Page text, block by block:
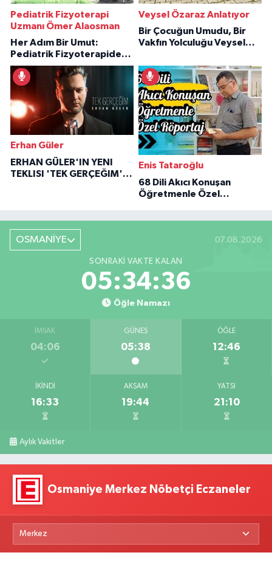
Pediatrik Fizyoterapi
Uzmanı Ömer Alaosman
Her Adım Bir Umut:
Pediatrik Fizyoterapiden
İlham Veren Hikâyeler
Veysel Özaraz Anlatıyor
Bir Çocuğun Umudu, Bir
Vakfın Yolculuğu Veysel
Erhan Güler
ERHAN GÜLER'IN YENI
TEKLISI 'TEK GERÇEĞIM'LE
Enis Tataroğlu
68 Dili Akıcı Konuşan
Öğretmenle Özel
OSMANİYE 07.08.2026
SONRAKI VAKTE KALAN
05:34:35
Öğle Namazı
İMSAK
04:06
GÜNEŞ
05:38
ÖĞLE
12:46
İKINDI
16:33
AKŞAM
19:44
YATSI
21:10
Aylık Vakitler
Osmaniye Merkez Nöbetçi Eczaneler